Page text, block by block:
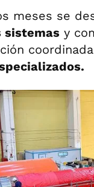
meses se
sistemas y